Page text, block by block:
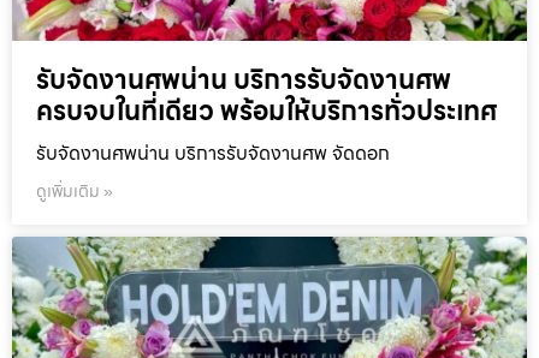
รับจัดงานศพน่าน บริการรับจัดงานศพ
ครบจบในที่เดียว พร้อมให้บริการทั่วประเทศ
รับจัดงานศพน่าน บริการรับจัดงานศพ จัดดอก
ดูเพิ่มเติม »